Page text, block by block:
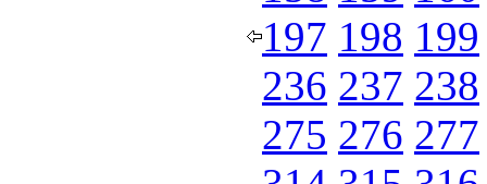
197 198 199
236 237 238
275 276 277